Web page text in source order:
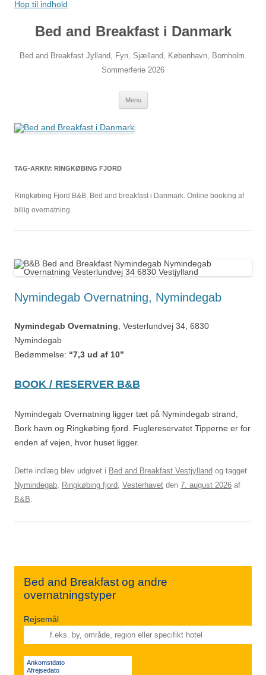
Hop til indhold
Bed and Breakfast i Danmark
Bed and Breakfast Jylland, Fyn, Sjælland, København, Bornholm.
Sommerferie 2026
Menu
TAG-ARKIV: RINGKØBING FJORD
Ringkøbing Fjord B&B. Bed and breakfast i Danmark. Online booking af
billig overnatning.
Nymindegab Overnatning, Nymindegab
Nymindegab Overnatning , Vesterlundvej 34, 6830
Nymindegab
Bedømmelse: “7,3 ud af 10”
BOOK / RESERVER B&B
Nymindegab Overnatning ligger tæt på Nymindegab strand,
Bork havn og Ringkøbing fjord. Fuglereservatet Tipperne er for
enden af vejen, hvor huset ligger.
Dette indlæg blev udgivet i Bed and Breakfast Vestjylland og tagget
Nymindegab, Ringkøbing fjord, Vesterhavet den 7. august 2026 af
B&B.
Bed and Breakfast og andre
overnatningstyper
Rejsemål
Ankomstdato
Afrejsedato